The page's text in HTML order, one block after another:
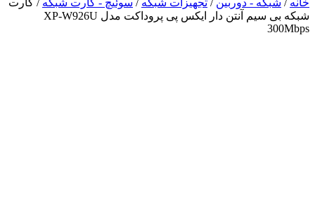
شبکه بی سیم آنتن دار ایکس پی پروداکت مدل XP-W926U
300Mbps